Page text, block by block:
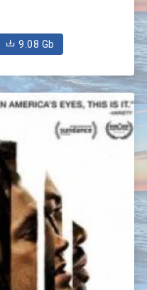
9.08 Gb